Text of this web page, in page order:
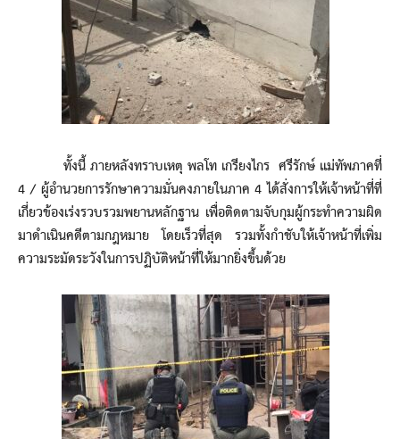
ทั้งนี้ ภายหลังทราบเหตุ พลโท เกรียงไกร ศรีรักษ์ แม่ทัพภาคที่
4 / ผู้อำนวยการรักษาความมั่นคงภายในภาค 4 ได้สั่งการให้เจ้าหน้าที่ที่
เกี่ยวข้องเร่งรวบรวมพยานหลักฐาน เพื่อติดตามจับกุมผู้กระทำความผิด
มาดำเนินคดีตามกฎหมาย โดยเร็วที่สุด รวมทั้งกำชับให้เจ้าหน้าที่เพิ่ม
ความระมัดระวังในการปฏิบัติหน้าที่ให้มากยิ่งขึ้นด้วย